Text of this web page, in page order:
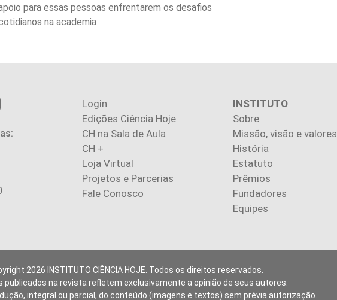
para essas pessoas enfrentarem os desafios
na academia
Login
Edições Ciência Hoje
CH na Sala de Aula
CH +
Loja Virtual
Projetos e Parcerias
Fale Conosco
INSTITUTO
Sobre
Missão, visão e valores
História
Estatuto
Prêmios
Fundadores
Equipes
2026 INSTITUTO CIÊNCIA HOJE. Todos os direitos reservados.
publicados na revista refletem exclusivamente a opinião de seus autores.
integral ou parcial, do conteúdo (imagens e textos) sem prévia autorização.